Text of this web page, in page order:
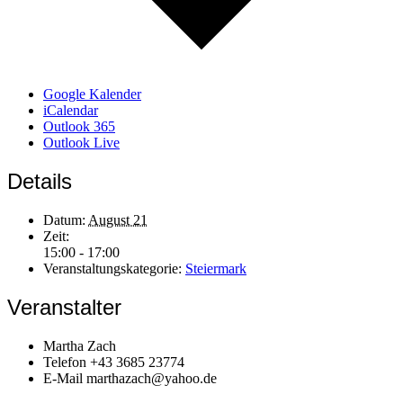
Google Kalender
iCalendar
Outlook 365
Outlook Live
Details
Datum: August 21
Zeit:
15:00 - 17:00
Veranstaltungskategorie: Steiermark
Veranstalter
Martha Zach
Telefon +43 3685 23774
E-Mail marthazach@yahoo.de